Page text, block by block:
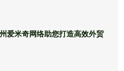
爱米奇网络助您打造高效外贸